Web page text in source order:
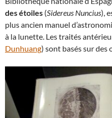
des étoiles (Sidereus Nuncius),
plus ancien manuel
à la lunette. Les traités
Dunhuang) sont basés sur des